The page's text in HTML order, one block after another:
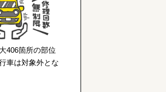
406箇所の部位
車は対象外とな